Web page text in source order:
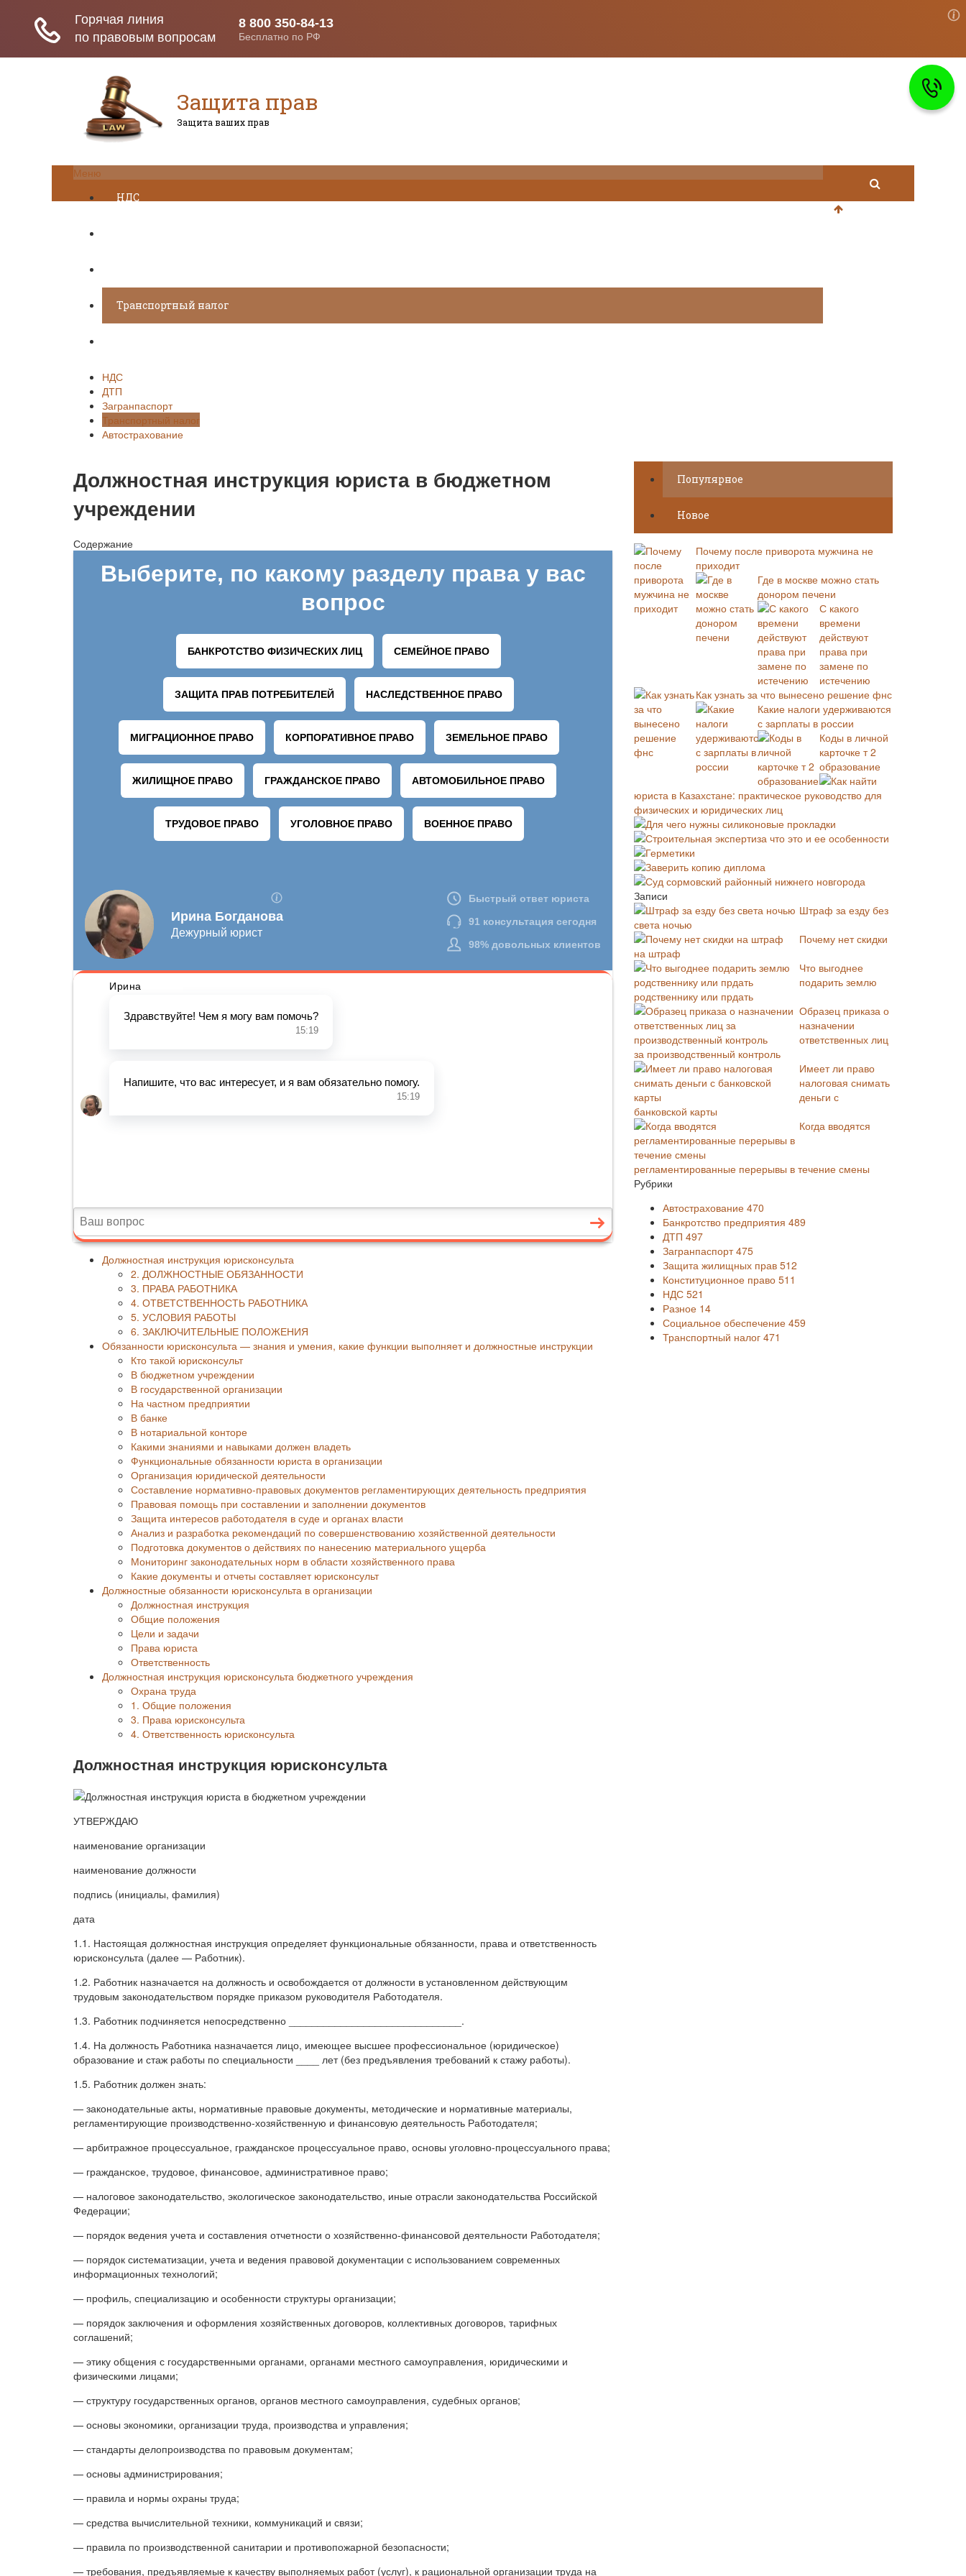
Защита прав
Защита ваших прав
Меню
НДС
Транспортный налог
НДС
ДТП
Загранпаспорт
Транспортный налог
Автострахование
Должностная инструкция юриста в бюджетном
учреждении
Содержание
Должностная инструкция юрисконсульта
2. ДОЛЖНОСТНЫЕ ОБЯЗАННОСТИ
3. ПРАВА РАБОТНИКА
4. ОТВЕТСТВЕННОСТЬ РАБОТНИКА
5. УСЛОВИЯ РАБОТЫ
6. ЗАКЛЮЧИТЕЛЬНЫЕ ПОЛОЖЕНИЯ
Обязанности юрисконсульта — знания и умения, какие функции выполняет и должностные инструкции
Кто такой юрисконсульт
В бюджетном учреждении
В государственной организации
На частном предприятии
В банке
В нотариальной конторе
Какими знаниями и навыками должен владеть
Функциональные обязанности юриста в организации
Организация юридической деятельности
Составление нормативно-правовых документов регламентирующих деятельность предприятия
Правовая помощь при составлении и заполнении документов
Защита интересов работодателя в суде и органах власти
Анализ и разработка рекомендаций по совершенствованию хозяйственной деятельности
Подготовка документов о действиях по нанесению материального ущерба
Мониторинг законодательных норм в области хозяйственного права
Какие документы и отчеты составляет юрисконсульт
Должностные обязанности юрисконсульта в организации
Должностная инструкция
Общие положения
Цели и задачи
Права юриста
Ответственность
Должностная инструкция юрисконсульта бюджетного учреждения
Охрана труда
1. Общие положения
3. Права юрисконсульта
4. Ответственность юрисконсульта
Должностная инструкция юрисконсульта
УТВЕРЖДАЮ
наименование организации
наименование должности
подпись (инициалы, фамилия)
дата
1.1. Настоящая должностная инструкция определяет функциональные обязанности, права и ответственность
юрисконсульта (далее — Работник).
1.2. Работник назначается на должность и освобождается от должности в установленном действующим
трудовым законодательством порядке приказом руководителя Работодателя.
1.3. Работник подчиняется непосредственно ______________________________.
1.4. На должность Работника назначается лицо, имеющее высшее профессиональное (юридическое)
образование и стаж работы по специальности ____ лет (без предъявления требований к стажу работы).
1.5. Работник должен знать:
— законодательные акты, нормативные правовые документы, методические и нормативные материалы,
регламентирующие производственно-хозяйственную и финансовую деятельность Работодателя;
— арбитражное процессуальное, гражданское процессуальное право, основы уголовно-процессуального права;
— гражданское, трудовое, финансовое, административное право;
— налоговое законодательство, экологическое законодательство, иные отрасли законодательства Российской
Федерации;
— порядок ведения учета и составления отчетности о хозяйственно-финансовой деятельности Работодателя;
— порядок систематизации, учета и ведения правовой документации с использованием современных
информационных технологий;
— профиль, специализацию и особенности структуры организации;
— порядок заключения и оформления хозяйственных договоров, коллективных договоров, тарифных
соглашений;
— этику общения с государственными органами, органами местного самоуправления, юридическими и
физическими лицами;
— структуру государственных органов, органов местного самоуправления, судебных органов;
— основы экономики, организации труда, производства и управления;
— стандарты делопроизводства по правовым документам;
— основы администрирования;
— правила и нормы охраны труда;
— средства вычислительной техники, коммуникаций и связи;
— правила по производственной санитарии и противопожарной безопасности;
— требования, предъявляемые к качеству выполняемых работ (услуг), к рациональной организации труда на
Популярное
Новое
Почему после приворота мужчина не
приходит
Где в москве можно стать
донором печени
С какого
времени
действуют
права при
замене по
истечению
Как узнать за что вынесено решение фнс
Какие налоги удерживаются
с зарплаты в россии
Коды в личной
карточке т 2
образование
Как найти
юриста в Казахстане: практическое руководство для
физических и юридических лиц
Для чего нужны силиконовые прокладки
Строительная экспертиза что это и ее особенности
Герметики
Заверить копию диплома
Суд сормовский районный нижнего новгорода
Записи
Штраф за езду без
света ночью
Почему нет скидки
на штраф
Что выгоднее
подарить землю
родственнику или прдать
Образец приказа о
назначении
ответственных лиц
за производственный контроль
Имеет ли право
налоговая снимать
деньги с
банковской карты
Когда вводятся
регламентированные перерывы в течение смены
Рубрики
Автострахование 470
Банкротство предприятия 489
ДТП 497
Загранпаспорт475
Защита жилищных прав 512
Конституционное право 511
НДС 521
Разное 14
Социальное обеспечение 459
Транспортный налог 471